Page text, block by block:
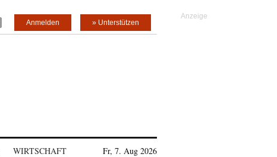
» Unterstützen
Anmelden
WIRTSCHAFT Fr, 7. Aug 2026